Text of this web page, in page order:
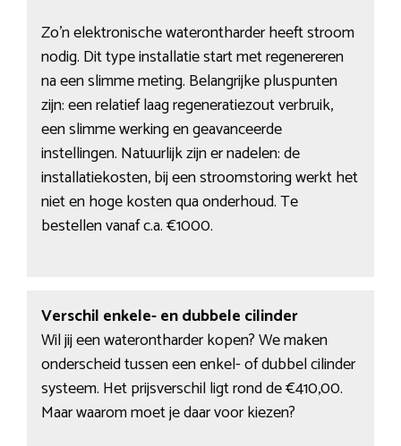
Zo’n elektronische waterontharder heeft stroom
nodig. Dit type installatie start met regenereren
na een slimme meting. Belangrijke pluspunten
zijn: een relatief laag regeneratiezout verbruik,
een slimme werking en geavanceerde
instellingen. Natuurlijk zijn er nadelen: de
installatiekosten, bij een stroomstoring werkt het
niet en hoge kosten qua onderhoud. Te
bestellen vanaf c.a. €1000.
Verschil enkele- en dubbele cilinder
Wil jij een waterontharder kopen? We maken
onderscheid tussen een enkel- of dubbel cilinder
systeem. Het prijsverschil ligt rond de €410,00.
Maar waarom moet je daar voor kiezen?